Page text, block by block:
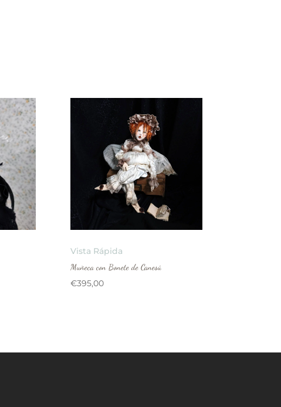
Vista Rápida
Muñeca con Bonete de Canesú
€395,00